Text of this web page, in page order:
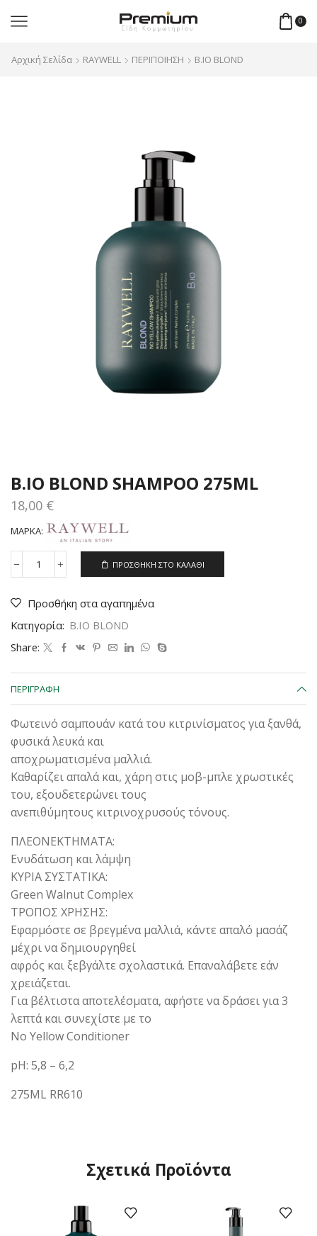
0
Αρχική Σελίδα RAYWELL ΠΕΡΙΠΟΙΗΣΗ B.IO BLOND
B.IO BLOND SHAMPOO 275ML
18,00 €
ΜΆΡΚΑ:
B.IO
275ML
ποσότητα
ΠΡΟΣΘΉΚΗ ΣΤΟ ΚΑΛΆΘΙ
Προσθήκη στα αγαπημένα
Κατηγορία: B.IO BLOND
Share:
ΠΕΡΙΓΡΑΦΉ
Φωτεινό σαμπουάν κατά του κιτρινίσματος για ξανθά,
φυσικά λευκά και
αποχρωματισμένα μαλλιά.
Kαθαρίζει απαλά και, χάρη στις μοβ-μπλε χρωστικές
του, εξουδετερώνει τους
ανεπιθύμητους κιτρινοχρυσούς τόνους.
ΠΛΕΟΝΕΚΤΗΜΑΤΑ:
Ενυδάτωση και λάμψη
ΚΥΡΙΑ ΣΥΣΤΑΤΙΚΑ:
Green Walnut Cοmplex
ΤΡΟΠΟΣ ΧΡΗΣΗΣ:
Εφαρμόστε σε βρεγμένα μαλλιά, κάντε απαλό μασάζ
μέχρι να δημιουργηθεί
αφρός και ξεβγάλτε σχολαστικά. Επαναλάβετε εάν
χρειάζεται.
Για βέλτιστα αποτελέσματα, αφήστε να δράσει για 3
λεπτά και συνεχίστε με το
Νο Yellοw Cοnditiοner
pH: 5,8 – 6,2
275ML RR610
Σχετικά Προϊόντα